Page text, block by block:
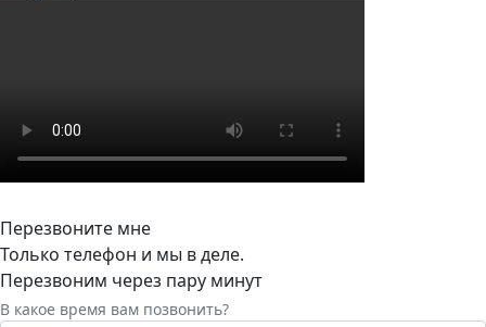
Перезвоните мне
Только телефон и мы в деле.
Перезвоним через пару минут
В какое время вам позвонить?